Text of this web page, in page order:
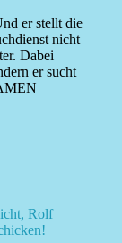
er stellt die
nicht
Dabei
er sucht
Rolf